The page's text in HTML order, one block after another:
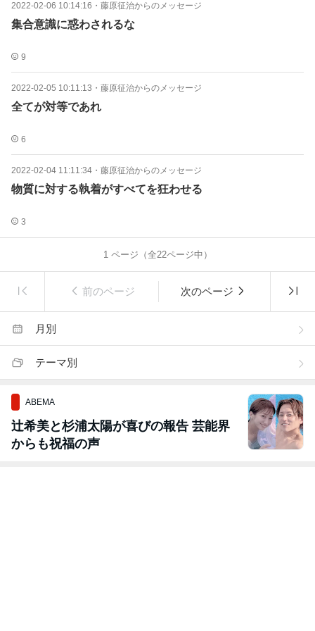
2022-02-06 10:14:16 ・ 藤原征治からのメッセージ
集合意識に惑わされるな
9
2022-02-05 10:11:13 ・ 藤原征治からのメッセージ
全てが対等であれ
6
2022-02-04 11:11:34 ・ 藤原征治からのメッセージ
物質に対する執着がすべてを狂わせる
3
1ページ（全22ページ中）
前のページ 次のページ
月別
テーマ別
ABEMA
辻希美と杉浦太陽が喜びの報告 芸能界
からも祝福の声